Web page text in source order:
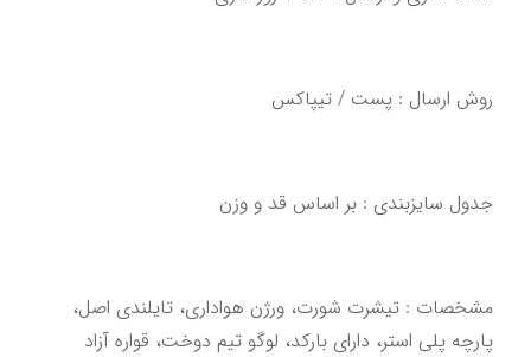
روش ارسال : پست / تیپاکس
‌پارچه پلی استر، دارای بارکد، لوگو تیم دوخت‌‌‌،‌ قواره آزاد‌‌